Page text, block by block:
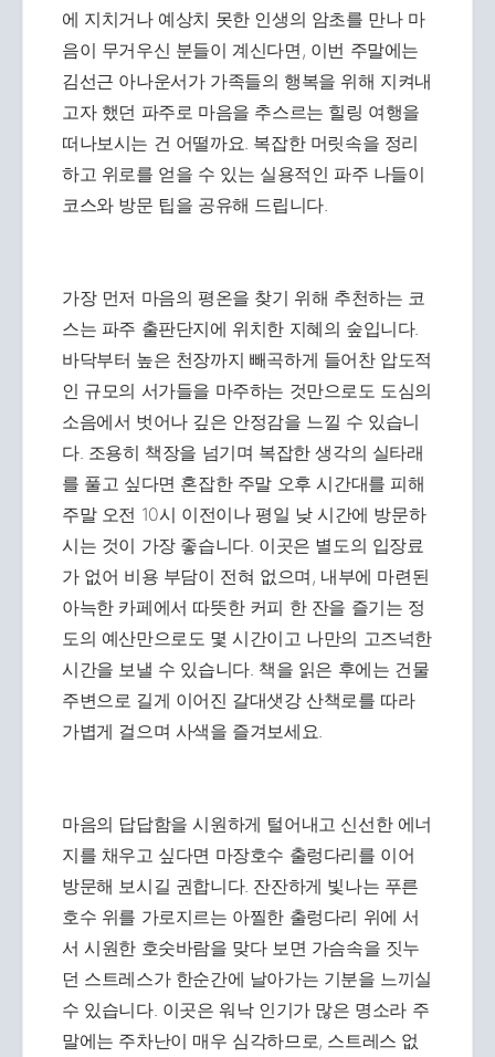
에 지치거나 예상치 못한 인생의 암초를 만나 마
음이 무거우신 분들이 계신다면, 이번 주말에는
김선근 아나운서가 가족들의 행복을 위해 지켜내
고자 했던 파주로 마음을 추스르는 힐링 여행을
떠나보시는 건 어떨까요. 복잡한 머릿속을 정리
하고 위로를 얻을 수 있는 실용적인 파주 나들이
코스와 방문 팁을 공유해 드립니다.
가장 먼저 마음의 평온을 찾기 위해 추천하는 코
스는 파주 출판단지에 위치한 지혜의 숲입니다.
바닥부터 높은 천장까지 빼곡하게 들어찬 압도적
인 규모의 서가들을 마주하는 것만으로도 도심의
소음에서 벗어나 깊은 안정감을 느낄 수 있습니
다. 조용히 책장을 넘기며 복잡한 생각의 실타래
를 풀고 싶다면 혼잡한 주말 오후 시간대를 피해
주말 오전 10시 이전이나 평일 낮 시간에 방문하
시는 것이 가장 좋습니다. 이곳은 별도의 입장료
가 없어 비용 부담이 전혀 없으며, 내부에 마련된
아늑한 카페에서 따뜻한 커피 한 잔을 즐기는 정
도의 예산만으로도 몇 시간이고 나만의 고즈넉한
시간을 보낼 수 있습니다. 책을 읽은 후에는 건물
주변으로 길게 이어진 갈대샛강 산책로를 따라
가볍게 걸으며 사색을 즐겨보세요.
마음의 답답함을 시원하게 털어내고 신선한 에너
지를 채우고 싶다면 마장호수 출렁다리를 이어
방문해 보시길 권합니다. 잔잔하게 빛나는 푸른
호수 위를 가로지르는 아찔한 출렁다리 위에 서
서 시원한 호숫바람을 맞다 보면 가슴속을 짓누
던 스트레스가 한순간에 날아가는 기분을 느끼실
수 있습니다. 이곳은 워낙 인기가 많은 명소라 주
말에는 주차난이 매우 심각하므로, 스트레스 없